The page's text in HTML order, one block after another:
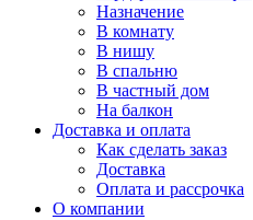
Назначение
В комнату
В нишу
В спальню
В частный дом
На балкон
Доставка и оплата
Как сделать заказ
Доставка
Оплата и рассрочка
О компании